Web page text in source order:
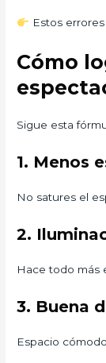
Estos
Cómo
Sigue esta
1. Menos
No satures el
2.
Hace todo más
3. Buena
Espacio